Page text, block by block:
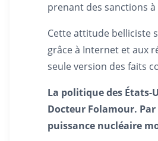
prenant des sanctions à
Cette attitude belliciste
grâce à Internet et aux
seule version des faits
La politique des États-
Docteur Folamour.
puissance nucléaire